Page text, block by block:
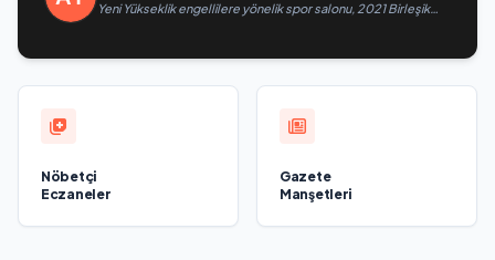
Yeni Yükseklik engellilere yönelik spor salonu, 2021 Birleşik
Nöbetçi
Eczaneler
Gazete
Manşetleri